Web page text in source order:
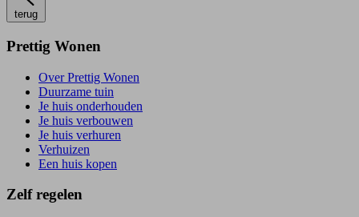
terug
Prettig Wonen
Over Prettig Wonen
Duurzame tuin
Je huis onderhouden
Je huis verbouwen
Je huis verhuren
Verhuizen
Een huis kopen
Zelf regelen